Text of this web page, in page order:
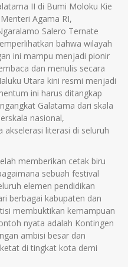
II di Bumi Moloku Kie
Agama RI,
Salero Ternate
bahwa wilayah
ini mampu menjadi pionir
dan menulis secara
Utara kini resmi menjadi
ini harus ditangkap
Galatama dari skala
nasional,
literasi di seluruh
memberikan cetak biru
sebuah festival
elemen pendidikan
berbagai kabupaten dan
membuktikan kemampuan
nyata adalah Kontingen
ambisi besar dan
di tingkat kota demi